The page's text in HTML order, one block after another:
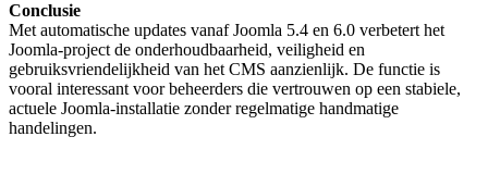
Conclusie
Met automatische updates vanaf Joomla 5.4 en 6.0 verbetert het
Joomla-project de onderhoudbaarheid, veiligheid en
gebruiksvriendelijkheid van het CMS aanzienlijk. De functie is
vooral interessant voor beheerders die vertrouwen op een stabiele,
actuele Joomla-installatie zonder regelmatige handmatige
handelingen.